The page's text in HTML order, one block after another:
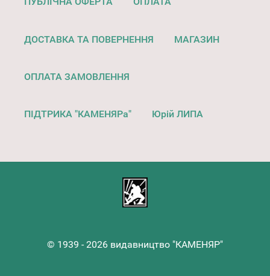
ДОСТАВКА ТА ПОВЕРНЕННЯ МАГАЗИН
ОПЛАТА ЗАМОВЛЕННЯ
ПІДТРИКА "КАМЕНЯРа" Юрій ЛИПА
© 1939 - 2026 видавництво "КАМЕНЯР"